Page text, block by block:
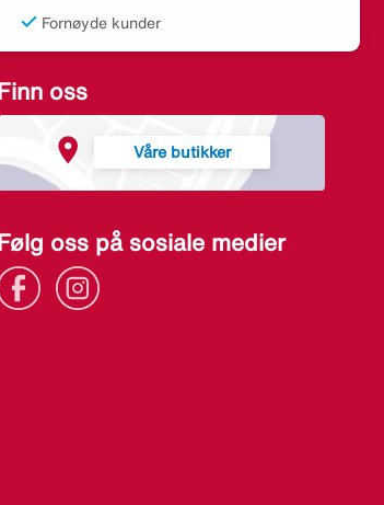
Fornøyde kunder
Finn oss
Våre butikker
Følg oss på sosiale medier